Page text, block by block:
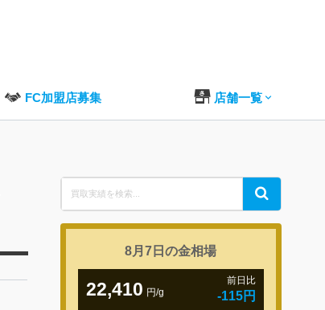
FC加盟店募集 店舗一覧
Search
for:
Search
8月7日の金相場
22,410 円/g
前日比
-115円